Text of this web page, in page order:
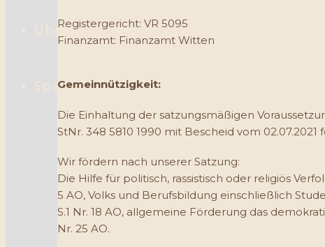
Über uns
Spende
Registergericht: VR 5095
Finanzamt: Finanzamt Witten
Gemeinnützigkeit:
Die Einhaltung der satzungsmäßigen
StNr. 348 5810 1990 mit Bescheid vom 02.07.2021
Wir fördern nach unserer Satzung:
Die Hilfe für politisch, rassistisch oder religiös
5 AO, Volks und Berufsbildung einschließlich
S.1 Nr. 18 AO, allgemeine Förderung das
Nr. 25 AO.